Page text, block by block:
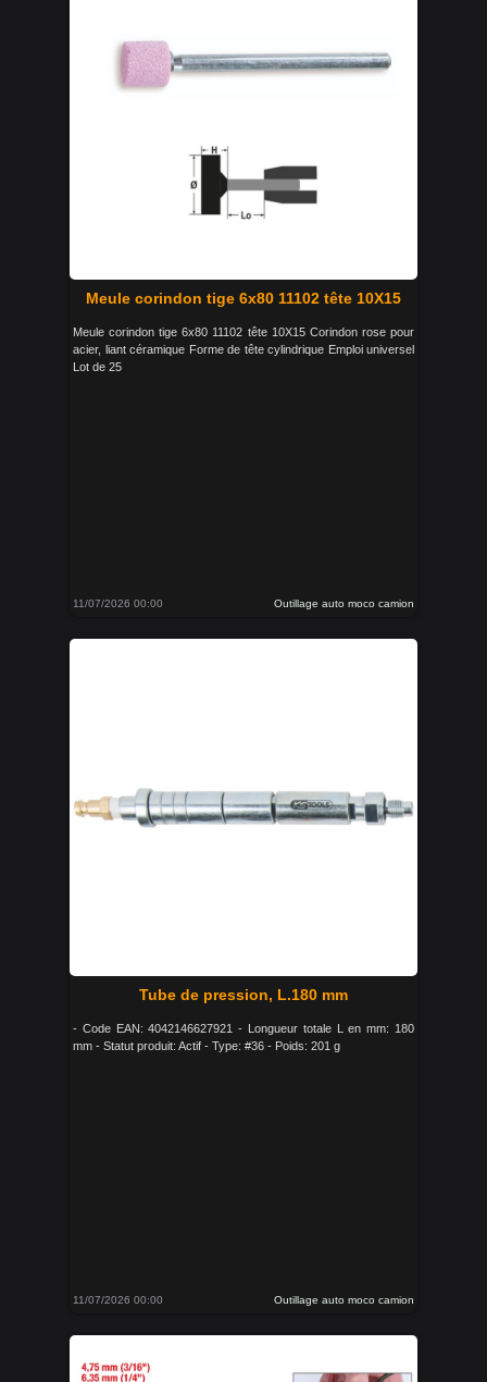
Meule corindon tige 6x80 11102 tête 10X15
Meule corindon tige 6x80 11102 tête 10X15 Corindon rose pour
acier, liant céramique Forme de tête cylindrique Emploi universel
Lot de 25
11/07/2026 00:00 Outillage auto moco camion
Tube de pression, L.180 mm
- Code EAN: 4042146627921 - Longueur totale L en mm: 180
mm - Statut produit: Actif - Type: #36 - Poids: 201 g
11/07/2026 00:00 Outillage auto moco camion